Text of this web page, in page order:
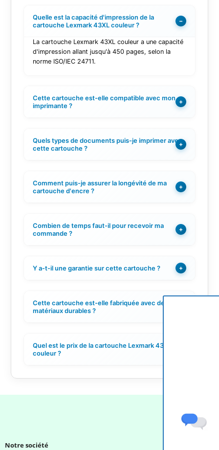
Quelle est la capacité d'impression de la
cartouche Lexmark 43XL couleur ?
−
La cartouche Lexmark 43XL couleur a une capacité
d'impression allant jusqu'à 450 pages, selon la
norme ISO/IEC 24711.
Cette cartouche est-elle compatible avec mon
imprimante ?
+
Quels types de documents puis-je imprimer avec
cette cartouche ?
+
Comment puis-je assurer la longévité de ma
cartouche d'encre ?
+
Combien de temps faut-il pour recevoir ma
commande ?
+
Y a-t-il une garantie sur cette cartouche ? +
Cette cartouche est-elle fabriquée avec des
matériaux durables ?
Quel est le prix de la cartouche Lexmark 43XL
couleur ?
Notre société